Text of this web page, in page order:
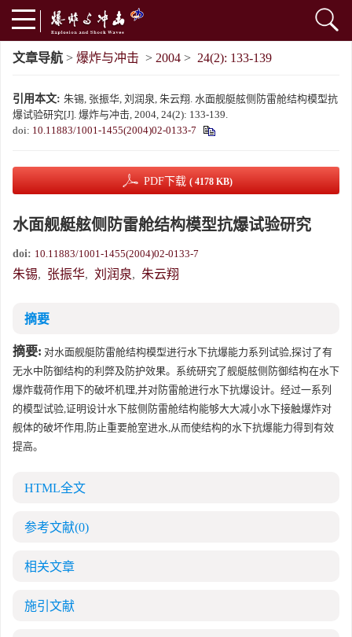
文章导航 > 爆炸与冲击 > 2004 > 24(2): 133-139
引用本文: 朱锡, 张振华, 刘润泉, 朱云翔. 水面舰艇舷侧防雷舱结构模型抗
爆试验研究[J]. 爆炸与冲击, 2004, 24(2): 133-139.
doi: 10.11883/1001-1455(2004)02-0133-7
PDF下载 ( 4178 KB)
水面舰艇舷侧防雷舱结构模型抗爆试验研究
doi: 10.11883/1001-1455(2004)02-0133-7
朱锡, 张振华, 刘润泉, 朱云翔
摘要
摘要: 对水面舰艇防雷舱结构模型进行水下抗爆能力系列试验,探讨了有
无水中防御结构的利弊及防护效果。系统研究了舰艇舷侧防御结构在水下
爆炸载荷作用下的破坏机理,并对防雷舱进行水下抗爆设计。经过一系列
的模型试验,证明设计水下舷侧防雷舱结构能够大大减小水下接触爆炸对
舰体的破坏作用,防止重要舱室进水,从而使结构的水下抗爆能力得到有效
提高。
HTML全文
参考文献(0)
相关文章
施引文献